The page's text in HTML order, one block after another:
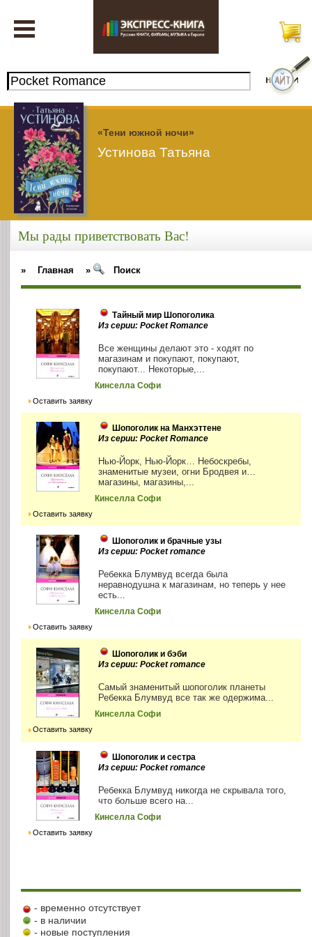
«Тени южной ночи»
Устинова Татьяна
Мы рады приветствовать Вас!
» Главная » Поиск
Тайный мир Шопоголика
Из серии: Pocket Romance
Все женщины делают это - ходят по
магазинам и покупают, покупают,
покупают... Некоторые,...
Кинселла Софи
Оставить заявку
Шопоголик на Манхэттене
Из серии: Pocket Romance
Нью-Йорк, Нью-Йорк… Небоскребы,
знаменитые музеи, огни Бродвея и…
магазины, магазины,...
Кинселла Софи
Оставить заявку
Шопоголик и брачные узы
Из серии: Pocket romance
Ребекка Блумвуд всегда была
неравнодушна к магазинам, но теперь у нее
есть...
Кинселла Софи
Оставить заявку
Шопоголик и бэби
Из серии: Pocket romance
Самый знаменитый шопоголик планеты
Ребекка Блумвуд все так же одержима...
Кинселла Софи
Оставить заявку
Шопоголик и сестра
Из серии: Pocket romance
Ребекка Блумвуд никогда не скрывала того,
что больше всего на...
Кинселла Софи
Оставить заявку
- временно отсутствует
- в наличии
- новые поступления